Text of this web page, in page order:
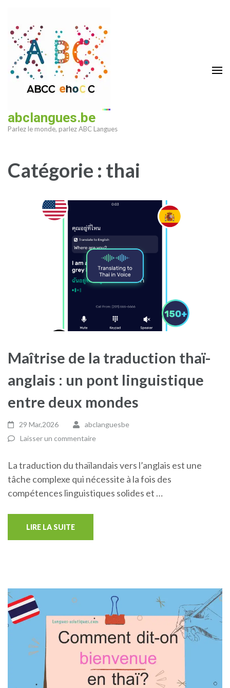
contenu
(Pressez
Entrée)
abclangues.be
Parlez le monde, parlez ABC Langues
Catégorie : thai
Maîtrise de la traduction thaï-
anglais : un pont linguistique
entre deux mondes
29 Mar,2026
abclanguesbe
Laisser un commentaire
La traduction du thaïlandais vers l’anglais est une
tâche complexe qui nécessite à la fois des
compétences linguistiques solides et …
LIRE LA SUITE